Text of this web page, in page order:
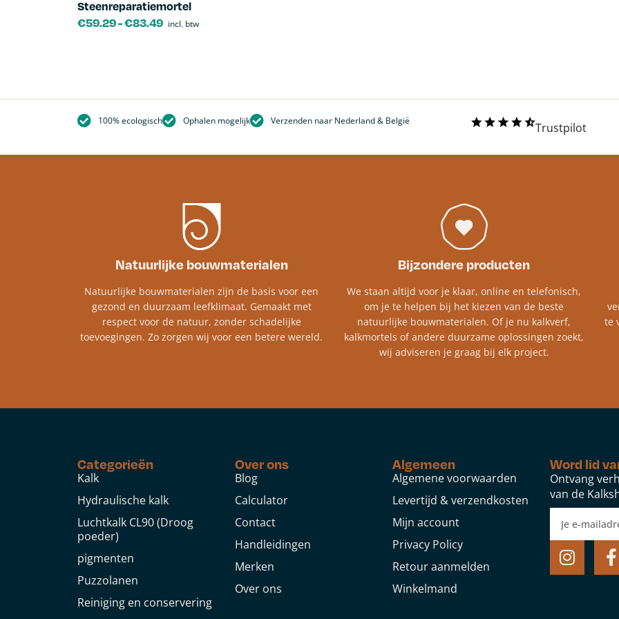
Steenreparatiemortel
€59.29-€83.49 incl. btw
100% ecologisch Ophalen mogelijk Verzenden naar Nederland & België Trustpilot
Natuurlijke bouwmaterialen
Natuurlijke bouwmaterialen zijn de basis voor een
gezond en duurzaam leefklimaat. Gemaakt met
respect voor de natuur, zonder schadelijke
toevoegingen. Zo zorgen wij voor een betere wereld.
Bijzondere producten
We staan altijd voor je klaar, online en telefonisch,
om je te helpen bij het kiezen van de beste
natuurlijke bouwmaterialen. Of je nu kalkverf,
kalkmortels of andere duurzame oplossingen zoekt,
wij adviseren je graag bij elk project.​
te
Categorieën
Kalk
Hydraulische kalk
Luchtkalk CL90 (Droog
poeder)
pigmenten
Puzzolanen
Reiniging en conservering
Over ons
Blog
Calculator
Contact
Handleidingen
Merken
Over ons
Algemeen
Algemene voorwaarden
Levertijd & verzendkosten
Mijn account
Privacy Policy
Retour aanmelden
Winkelmand
Word lid
Ontvang
van de